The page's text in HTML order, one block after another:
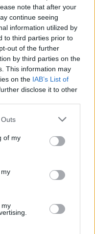
note that after your
continue seeing
information utilized by
to third parties prior to
out of the further
by third parties on the
This information may
on the IAB’s List of
disclose it to other
of my
my